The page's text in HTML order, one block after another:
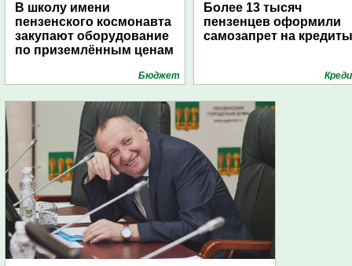
В школу имени
пензенского космонавта
закупают оборудование
по приземлённым ценам
Бюджет
Более 13 тысяч
пензенцев оформили
самозапрет на кредиты